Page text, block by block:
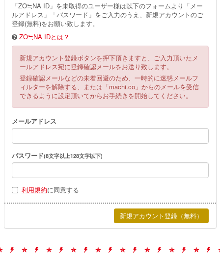
「ZO≒NA ID」を未取得のユーザー様は以下のフォームより「メー
ルアドレス」「パスワード」をご入力のうえ、新規アカウントのご
登録(無料)をお願い致します。
ZO≒NA IDとは？
新規アカウント登録ボタンを押下頂きますと、ご入力頂いたメ
ールアドレス宛に登録確認メールをお送り致します。
登録確認メールなどの未着回避のため、一時的に迷惑メールフ
ィルターを解除する、または「machi.co」からのメールを受信
できるように設定頂いてからお手続きを開始してください。
メールアドレス
パスワード(8文字以上128文字以下)
利用規約に同意する